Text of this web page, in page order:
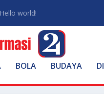
Hello world!
BOLA BUDAYA